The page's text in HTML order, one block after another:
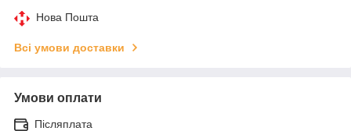
Нова Пошта
Всі умови доставки
Умови оплати
Післяплата